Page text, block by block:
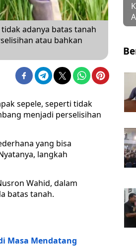
adanya batas tanah
atau bahkan
sepele, seperti tidak
menjadi perselisihan
yang bisa
langkah
Wahid, dalam
batas tanah.
Masa Mendatang